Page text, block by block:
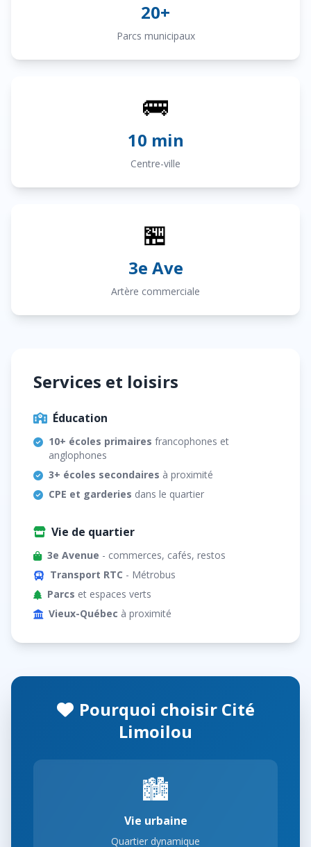
20+
Parcs municipaux
🚌
10 min
Centre-ville
🏪
3e Ave
Artère commerciale
Services et loisirs
Éducation
10+ écoles primaires francophones et
anglophones
3+ écoles secondaires à proximité
CPE et garderies dans le quartier
Vie de quartier
3e Avenue - commerces, cafés, restos
Transport RTC - Métrobus
Parcs et espaces verts
Vieux-Québec à proximité
Pourquoi choisir Cité
Limoilou
🏙️
Vie urbaine
Quartier dynamique